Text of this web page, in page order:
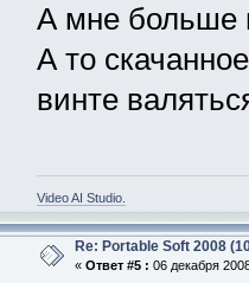
А мне больше
А то
винте
Video AI Studio.
Re: Portable Soft 2008
« Ответ #5 : 06 декабря